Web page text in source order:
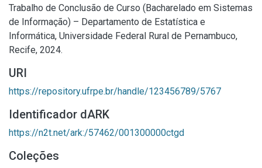
Trabalho de Conclusão de Curso (Bacharelado em Sistemas
de Informação) – Departamento de Estatística e
Informática, Universidade Federal Rural de Pernambuco,
Recife, 2024.
URI
https://repository.ufrpe.br/handle/123456789/5767
Identificador dARK
https://n2t.net/ark:/57462/001300000ctgd
Coleções